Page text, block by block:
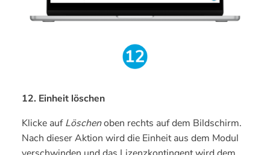
12. Einheit löschen
Klicke aufLöschenoben rechts auf dem Bildschirm.
Nach dieser Aktion wird die Einheit aus dem Modul